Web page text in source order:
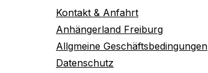
Kontakt & Anfahrt
Anhängerland Freiburg
Allgmeine Geschäftsbedingungen
Datenschutz